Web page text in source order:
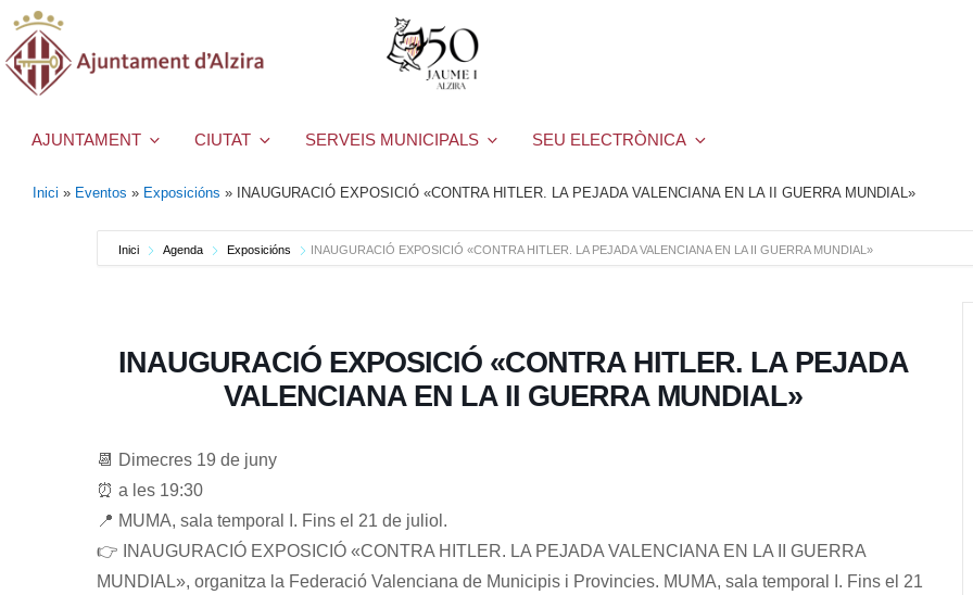
AJUNTAMENT CIUTAT SERVEIS MUNICIPALS SEU ELECTRÒNICA
Inici » Eventos » Exposicións » INAUGURACIÓ EXPOSICIÓ «CONTRA HITLER. LA PEJADA VALENCIANA EN LA II GUERRA MUNDIAL»
Inici Agenda Exposicións INAUGURACIÓ EXPOSICIÓ «CONTRA HITLER. LA PEJADA VALENCIANA EN LA II GUERRA MUNDIAL»
INAUGURACIÓ EXPOSICIÓ «CONTRA HITLER. LA PEJADA
VALENCIANA EN LA II GUERRA MUNDIAL»
📆 Dimecres 19 de juny
⏰ a les 19:30
📍 MUMA, sala temporal I. Fins el 21 de juliol.
👉 INAUGURACIÓ EXPOSICIÓ «CONTRA HITLER. LA PEJADA VALENCIANA EN LA II GUERRA
MUNDIAL», organitza la Federació Valenciana de Municipis i Provincies. MUMA, sala temporal I. Fins el 21